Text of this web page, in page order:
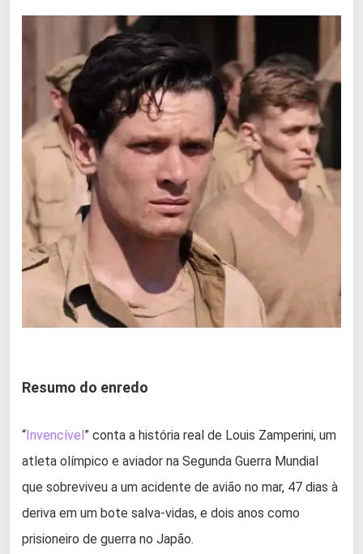
Resumo do enredo
“Invencível” conta a história real de Louis Zamperini, um
atleta olímpico e aviador na Segunda Guerra Mundial
que sobreviveu a um acidente de avião no mar, 47 dias à
deriva em um bote salva-vidas, e dois anos como
prisioneiro de guerra no Japão.